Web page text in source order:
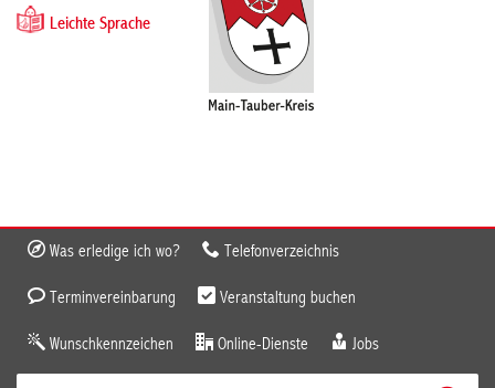
Leichte Sprache
Was erledige ich wo? Telefonverzeichnis
Terminvereinbarung Veranstaltung buchen
Wunschkennzeichen Online-Dienste Jobs